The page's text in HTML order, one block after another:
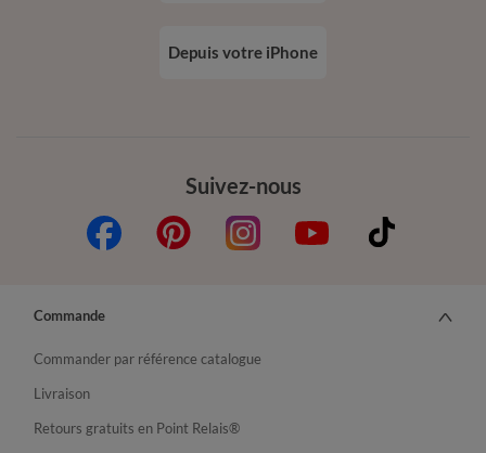
Suivez-nous
Depuis votre iPhone
Commande
Commander par référence catalogue
Livraison
Retours gratuits en Point Relais®